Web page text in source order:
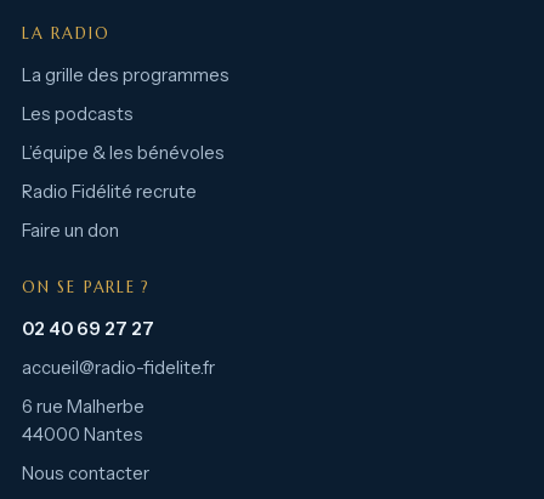
LA RADIO
La grille des programmes
Les podcasts
L’équipe & les bénévoles
Radio Fidélité recrute
Faire un don
ON SE PARLE ?
02 40 69 27 27
accueil@radio-fidelite.fr
6 rue Malherbe
44000 Nantes
Nous contacter